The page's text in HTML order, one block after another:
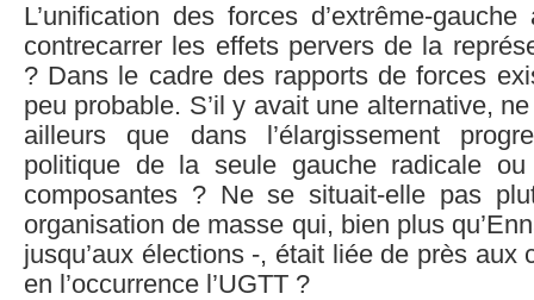
L’unification des forces d’extrême-
contrecarrer les effets pervers de la
? Dans le cadre des rapports de forces
peu probable. S’il y avait une alternative,
ailleurs que dans l’élargissement
politique de la seule gauche radicale
composantes ? Ne se situait-elle pas
organisation de masse qui, bien plus
jusqu’aux élections -, était liée de près aux
en l’occurrence l’UGTT ?